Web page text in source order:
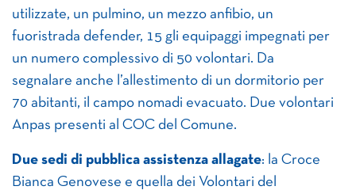
utilizzate, un pulmino, un mezzo anfibio, un
fuoristrada defender, 15 gli equipaggi impegnati per
un numero complessivo di 50 volontari. Da
segnalare anche l’allestimento di un dormitorio per
70 abitanti, il campo nomadi evacuato. Due volontari
Anpas presenti al COC del Comune.
Due sedi di pubblica assistenza allagate: la Croce
Bianca Genovese e quella dei Volontari del